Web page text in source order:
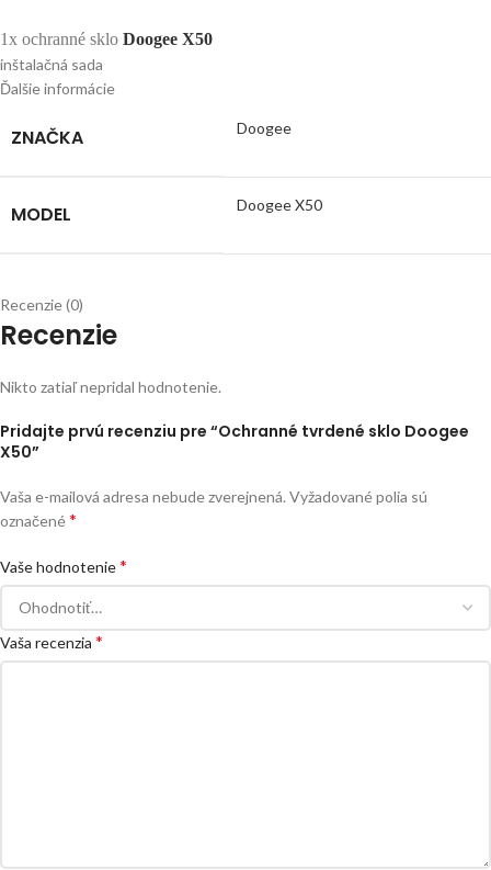
1x ochranné sklo Doogee X50
inštalačná sada
Ďalšie informácie
ZNAČKA Doogee
MODEL Doogee X50
Recenzie (0)
Recenzie
Nikto zatiaľ nepridal hodnotenie.
Pridajte prvú recenziu pre “Ochranné tvrdené sklo Doogee
X50”
Vaša e-mailová adresa nebude zverejnená. Vyžadované polia sú
označené*
Vaše hodnotenie*
Vaša recenzia *